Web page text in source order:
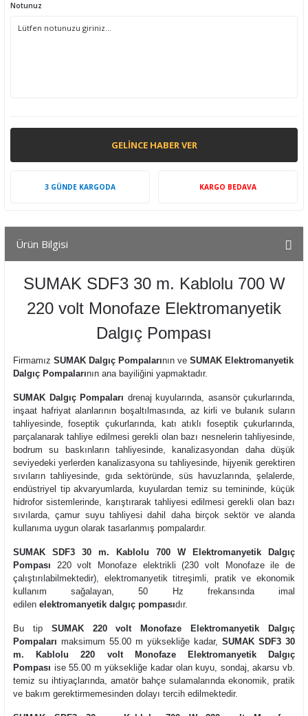
Notunuz
GELINCE HABER VER
3 GÜNDE KARGODA KARGO BEDAVA
Ürün Bilgisi
SUMAK SDF3 30 m. Kablolu 700 W
220 volt Monofaze Elektromanyetik
Dalgıç Pompası
Firmamız SUMAK Dalgıç Pompalarının ve SUMAK Elektromanyetik
Dalgıç Pompalarının ana bayiliğini yapmaktadır.
SUMAK Dalgıç Pompaları drenaj kuyularında, asansör çukurlarında,
inşaat hafriyat alanlarının boşaltılmasında, az kirli ve bulanık suların
tahliyesinde, foseptik çukurlarında, katı atıklı foseptik çukurlarında,
parçalanarak tahliye edilmesi gerekli olan bazı nesnelerin tahliyesinde,
bodrum su baskınların tahliyesinde, kanalizasyondan daha düşük
seviyedeki yerlerden kanalizasyona su tahliyesinde, hijyenik gerektiren
sıvıların tahliyesinde, gıda sektöründe, süs havuzlarında, şelalerde,
endüstriyel tip akvaryumlarda, kuyulardan temiz su temininde, küçük
hidrofor sistemlerinde, karıştırarak tahliyesi edilmesi gerekli olan bazı
sıvılarda, çamur suyu tahliyesi dahil daha birçok sektör ve alanda
kullanıma uygun olarak tasarlanmış pompalardır.
SUMAK SDF3 30 m. Kablolu 700 W Elektromanyetik Dalgıç
Pompası 220 volt Monofaze elektrikli (230 volt Monofaze ile de
çalıştırılabilmektedir), elektromanyetik titreşimli, pratik ve ekonomik
kullanım sağalayan, 50 Hz frekansında imal
edilen elektromanyetik dalgıç pompasıdır.
Bu tip SUMAK 220 volt Monofaze Elektromanyetik Dalgıç
Pompaları maksimum 55.00 m yüksekliğe kadar, SUMAK SDF3 30
m. Kablolu 220 volt Monofaze Elektromanyetik Dalgıç
Pompası ise 55.00 m yüksekliğe kadar olan kuyu, sondaj, akarsu vb.
temiz su ihtiyaçlarında, amatör bahçe sulamalarında ekonomik, pratik
ve bakım gerektirmemesinden dolayı tercih edilmektedir.